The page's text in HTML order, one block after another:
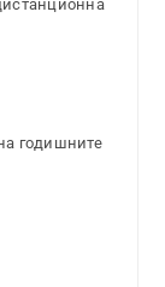
годишните